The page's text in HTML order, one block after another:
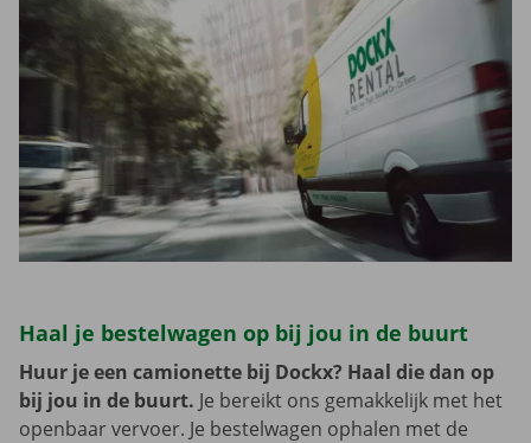
Haal je bestelwagen op bij jou in de buurt
Huur je een camionette bij Dockx? Haal die dan op
bij jou in de buurt. Je bereikt ons gemakkelijk met het
openbaar vervoer. Je bestelwagen ophalen met de